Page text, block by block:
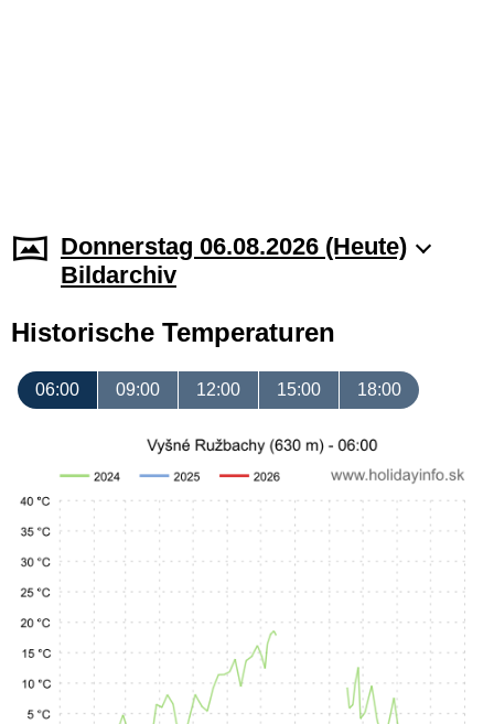
Donnerstag 06.08.2026 (Heute)
Bildarchiv
Historische Temperaturen
06:00 09:00 12:00 15:00 18:00